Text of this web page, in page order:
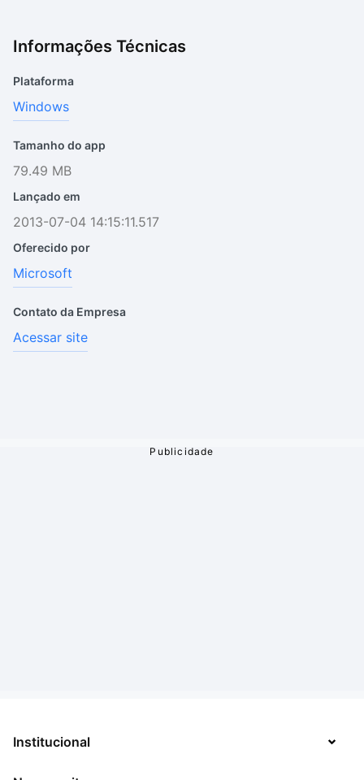
Informações Técnicas
Plataforma
Windows
Tamanho do app
79.49 MB
Lançado em
2013-07-04 14:15:11.517
Oferecido por
Microsoft
Contato da Empresa
Acessar site
Institucional